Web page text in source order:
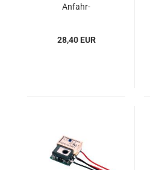
Anfahr-
28,40 EUR